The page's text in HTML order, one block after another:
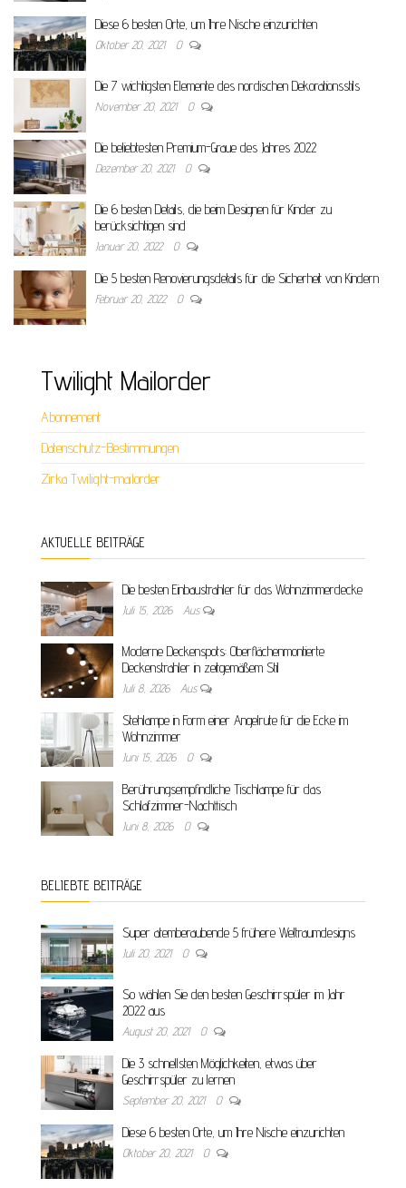
Diese 6 besten Orte, um Ihre Nische einzurichten
Oktober 20, 2021 0
Die 7 wichtigsten Elemente des nordischen Dekorationsstils
November 20, 2021 0
Die beliebtesten Premium-Graue des Jahres 2022
Dezember 20, 2021 0
Die 6 besten Details, die beim Designen für Kinder zu
berücksichtigen sind
Januar 20, 2022 0
Die 5 besten Renovierungsdetails für die Sicherheit von Kindern
Februar 20, 2022 0
Twilight Mailorder
Abonnement
Datenschutz-Bestimmungen
Zirka Twilight-mailorder
AKTUELLE BEITRÄGE
Die besten Einbaustrahler für das Wohnzimmerdecke
Juli 15, 2026 Aus
Moderne Deckenspots: Oberflächenmontierte
Deckenstrahler in zeitgemäßem Stil
Juli 8, 2026 Aus
Stehlampe in Form einer Angelrute für die Ecke im
Wohnzimmer
Juni 15, 2026 0
Berührungsempfindliche Tischlampe für das
Schlafzimmer-Nachttisch
Juni 8, 2026 0
BELIEBTE BEITRÄGE
Super atemberaubende 5 frühere Weltraumdesigns
Juli 20, 2021 0
So wählen Sie den besten Geschirrspüler im Jahr
2022 aus
August 20, 2021 0
Die 3 schnellsten Möglichkeiten, etwas über
Geschirrspüler zu lernen
September 20, 2021 0
Diese 6 besten Orte, um Ihre Nische einzurichten
Oktober 20, 2021 0